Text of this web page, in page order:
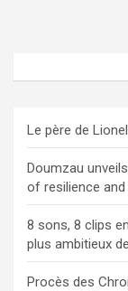
Le père de
Doumzau
of resilience
8 sons, 8 clips
plus ambitieux
Procès des